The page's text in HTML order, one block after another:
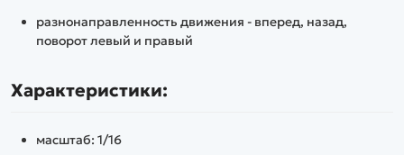
разнонаправленность движения - вперед, назад,
поворот левый и правый
Характеристики:
масштаб: 1/16